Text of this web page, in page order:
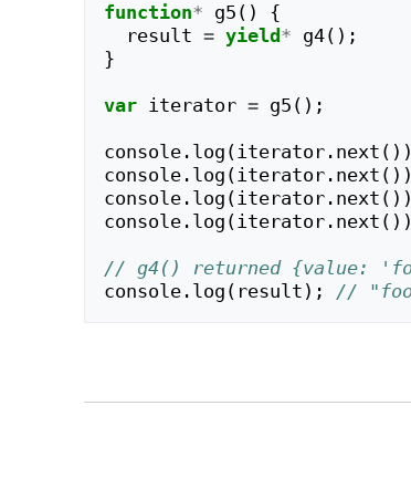
function* g5 ()
{
result = yield * g4();
}
var iterator = g5 ();
console. log (iterator. next
console. log (iterator. next
console. log (iterator. next
console. log (iterator. next
// g4() returned {value:
console. log ( result ); //